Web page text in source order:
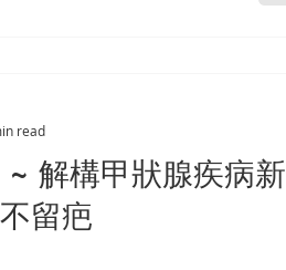
解構甲狀腺疾病新
留疤
read